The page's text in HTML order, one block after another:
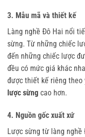
3. Mẫu mã và thiết kế
Làng nghề Đô Hai nổi
sừng. Từ những chiếc
đến những chiếc lược
đều có mức giá khác
được thiết kế riêng theo
lược sừng cao hơn.
4. Nguồn gốc xuất xứ
Lược sừng từ làng